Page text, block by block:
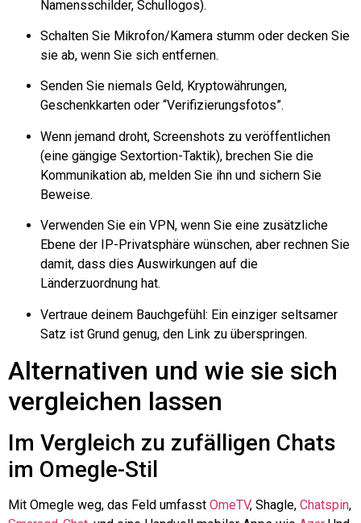
Namensschilder, Schullogos).
Schalten Sie Mikrofon/Kamera stumm oder decken Sie
sie ab, wenn Sie sich entfernen.
Senden Sie niemals Geld, Kryptowährungen,
Geschenkkarten oder “Verifizierungsfotos”.
Wenn jemand droht, Screenshots zu veröffentlichen
(eine gängige Sextortion-Taktik), brechen Sie die
Kommunikation ab, melden Sie ihn und sichern Sie
Beweise.
Verwenden Sie ein VPN, wenn Sie eine zusätzliche
Ebene der IP-Privatsphäre wünschen, aber rechnen Sie
damit, dass dies Auswirkungen auf die
Länderzuordnung hat.
Vertraue deinem Bauchgefühl: Ein einziger seltsamer
Satz ist Grund genug, den Link zu überspringen.
Alternativen und wie sie sich
vergleichen lassen
Im Vergleich zu zufälligen Chats
im Omegle-Stil
Mit Omegle weg, das Feld umfasst OmeTV, Shagle, Chatspin,